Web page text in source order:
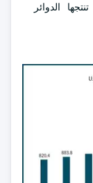
الدوائر